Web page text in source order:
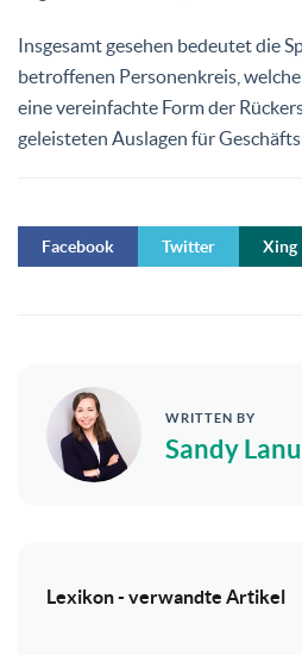
Insgesamt gesehen bedeutet die
betroffenen Personenkreis,
eine vereinfachte Form der
geleisteten Auslagen für
Facebook Twitter Xing
WRITTEN BY
Sandy
Lexikon - verwandte Artikel